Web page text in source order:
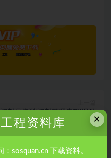
料员培训(资料整理流程)课件
×
程资料库
：sosquan.cn 下载资料。